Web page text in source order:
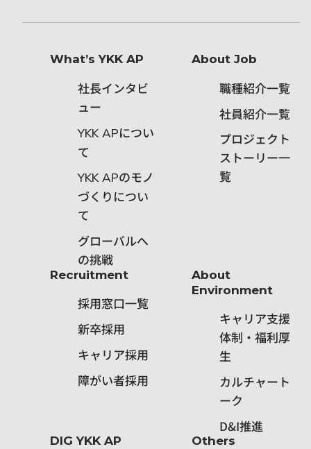
What’s YKK AP
社長インタビ
ュー
YKK APについ
て
YKK APのモノ
づくりについ
て
グローバルへ
の挑戦
About Job
職種紹介一覧
社員紹介一覧
プロジェクト
ストーリー一
覧
Recruitment
採用窓口一覧
新卒採用
キャリア採用
障がい者採用
About
Environment
キャリア支援
体制・福利厚
生
カルチャート
ーク
D&I推進
DIG YKK AP Others